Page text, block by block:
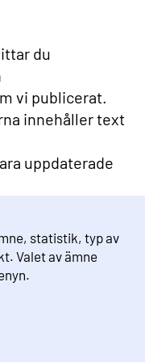
du
vi publicerat.
innehåller text
uppdaterade
statistik, typ av
Valet av ämne